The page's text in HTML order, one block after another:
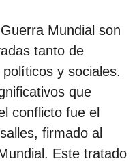
Mundial son
tanto de
y sociales.
que
conflicto fue el
firmado al
Este tratado